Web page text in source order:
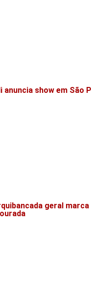
anuncia show em São
geral